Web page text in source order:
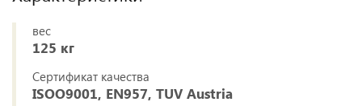
вес
125 кг
Сертификат качества
ISOO9001, EN957, TUV Austria